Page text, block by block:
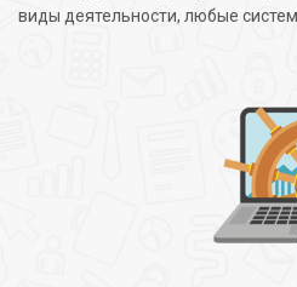
виды деятельности, любые